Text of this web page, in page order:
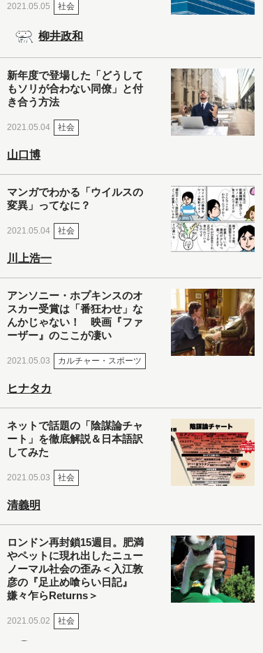
2021.05.05 社会
柳井政和
新年度で登場した「どうして
もソリが合わない同僚」と付
き合う方法
2021.05.04 社会
山口博
マンガでわかる「ウイルスの
変異」ってなに？
2021.05.04 社会
川上浩一
アンソニー・ホプキンスのオ
スカー受賞は「番狂わせ」な
んかじゃない！ 映画『ファ
ーザー』のここが凄い
2021.05.03 カルチャー・スポーツ
ヒナタカ
ネットで話題の「陰謀論チャ
ート」を徹底解説＆日本語訳
してみた
2021.05.03 社会
清義明
ロンドン再封鎖15週目。肥満
やペットに現れ出したニュー
ノーマル社会の歪み＜入江敦
彦の『足止め喰らい日記』
嫌々乍らReturns＞
2021.05.02 社会